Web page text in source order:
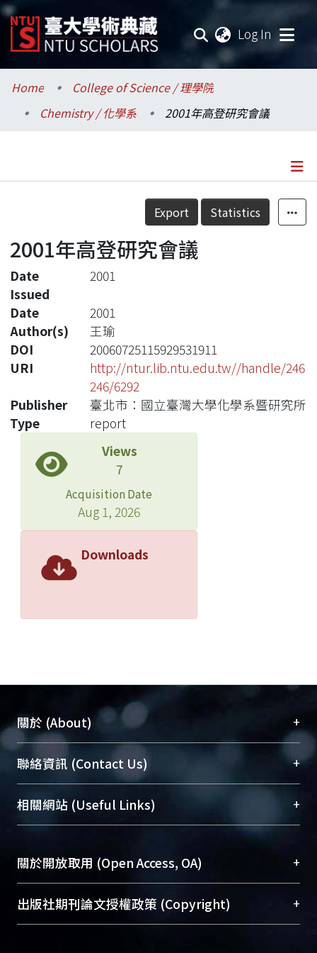
Log In
Communities & Collections
Research Outputs
Statistics
Home
College of Science / 理學院
Chemistry / 化學系
2001年高登研究會議
Details
Export Statistics
2001年高登研究會議
Date
Issued
2001
Date
2001
Author(s)
王瑜
DOI
20060725115929531911
URI
http://ntur.lib.ntu.edu.tw//handle/246
246/6292
Publisher
臺北市：國立臺灣大學化學系暨研究所
Type
report
Views
7
Acquisition Date
Aug 1, 2026
Downloads
關於 (About) +
臺大位居世界頂尖大學之列，為永久珍藏及向國際
展現本校豐碩的研究成果及學術能量，圖書館整合
機構典藏（NTUR）與學術庫（AH）不同功能平
台，成為臺大學術典藏NTU scholars。期能整合研
究能量、促進交流合作、保存學術產出、推廣研究
成果。
To permanently archive and promote researcher
profiles and scholarly works, Library integrates the
services of “NTU Repository” with “Academic
聯絡資訊 (Contact Us) +
總館學科館員(Main Library)
醫學圖書館學科館員(Medical Library)
(Social
Sciences Library)
相關網站 (Useful Links) +
關於開放取用 (Open Access, OA) +
開放取用是從使用者角度提升資訊取用性的社會運
動，應用在學術研究上是透過將研究著作公開供使
出版社期刊論文授權政策 (Copyright) +